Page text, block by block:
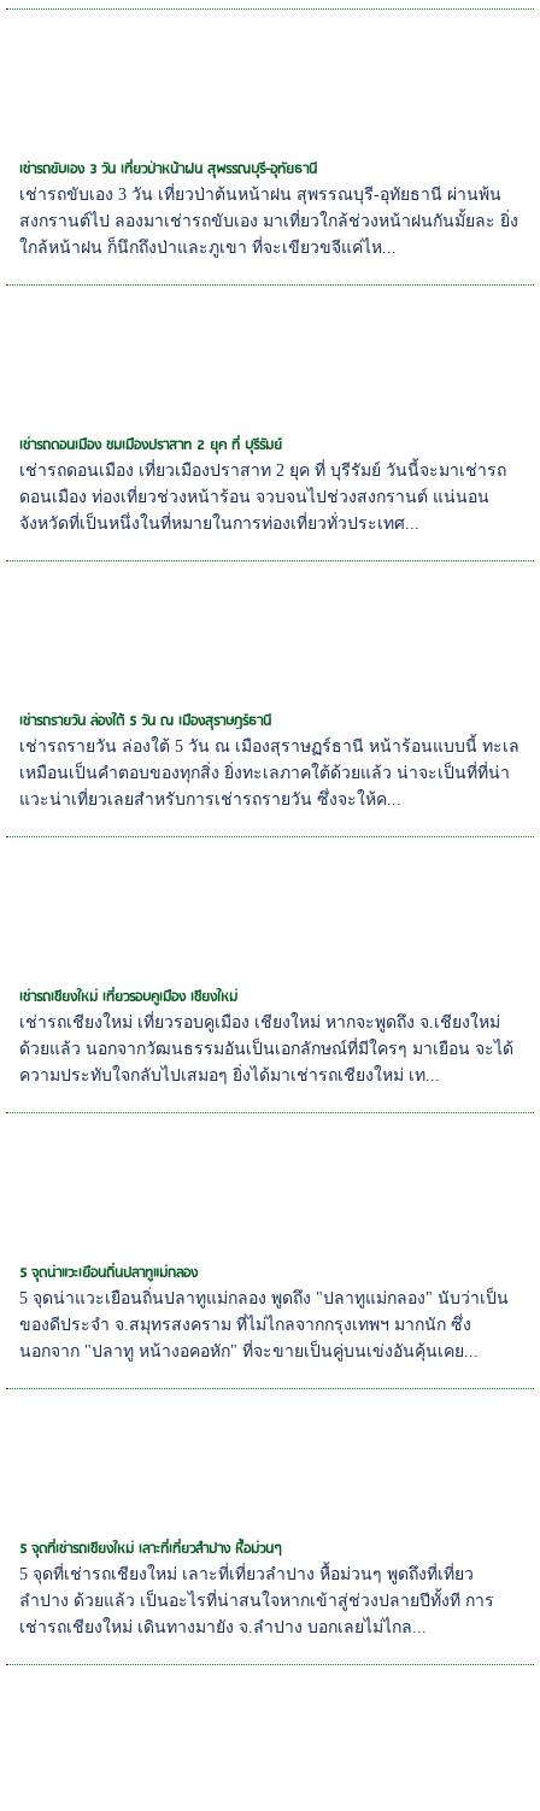
เช่ารถขับเอง 3 วัน เที่ยวป่าหน้าฝน สุพรรณบุรี-อุทัยธานี
เช่ารถขับเอง 3 วัน เที่ยวป่าต้นหน้าฝน สุพรรณบุรี-อุทัยธานี ผ่านพ้น
สงกรานต์ไป ลองมาเช่ารถขับเอง มาเที่ยวใกล้ช่วงหน้าฝนกันมั้ยละ ยิ่ง
ใกล้หน้าฝน ก็นึกถึงป่าและภูเขา ที่จะเขียวขจีแค่ไห...
เช่ารถดอนเมือง ชมเมืองปราสาท 2 ยุค ที่ บุรีรัมย์
เช่ารถดอนเมือง เที่ยวเมืองปราสาท 2 ยุค ที่ บุรีรัมย์ วันนี้จะมาเช่ารถ
ดอนเมือง ท่องเที่ยวช่วงหน้าร้อน จวบจนไปช่วงสงกรานต์ แน่นอน
จังหวัดที่เป็นหนึ่งในที่หมายในการท่องเที่ยวทั่วประเทศ...
เช่ารถรายวัน ล่องใต้ 5 วัน ณ เมืองสุราษฏร์ธานี
เช่ารถรายวัน ล่องใต้ 5 วัน ณ เมืองสุราษฏร์ธานี หน้าร้อนแบบนี้ ทะเล
เหมือนเป็นคำตอบของทุกสิ่ง ยิ่งทะเลภาคใต้ด้วยแล้ว น่าจะเป็นที่ที่น่า
แวะน่าเที่ยวเลยสำหรับการเช่ารถรายวัน ซึ่งจะให้ค...
เช่ารถเชียงใหม่ เที่ยวรอบคูเมือง เชียงใหม่
เช่ารถเชียงใหม่ เที่ยวรอบคูเมือง เชียงใหม่ หากจะพูดถึง จ.เชียงใหม่
ด้วยแล้ว นอกจากวัฒนธรรมอันเป็นเอกลักษณ์ที่มีใครๆ มาเยือน จะได้
ความประทับใจกลับไปเสมอๆ ยิ่งได้มาเช่ารถเชียงใหม่ เท...
5 จุดน่าแวะเยือนถิ่นปลาทูแม่กลอง
5 จุดน่าแวะเยือนถิ่นปลาทูแม่กลอง พูดถึง "ปลาทูแม่กลอง" นับว่าเป็น
ของดีประจำ จ.สมุทรสงคราม ที่ไม่ไกลจากกรุงเทพฯ มากนัก ซึ่ง
นอกจาก "ปลาทู หน้างอคอหัก" ที่จะขายเป็นคู่บนเข่งอันคุ้นเคย...
5 จุดที่เช่ารถเชียงใหม่ เลาะที่เที่ยวลำปาง หื้อม่วนๆ
5 จุดที่เช่ารถเชียงใหม่ เลาะที่เที่ยวลำปาง หื้อม่วนๆ พูดถึงที่เที่ยว
ลำปาง ด้วยแล้ว เป็นอะไรที่น่าสนใจหากเข้าสู่ช่วงปลายปีทั้งที การ
เช่ารถเชียงใหม่ เดินทางมายัง จ.ลำปาง บอกเลยไม่ไกล...